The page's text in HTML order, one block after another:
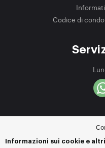
Codice di
Informazioni sui cookie e